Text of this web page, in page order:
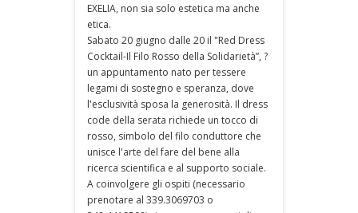
EXELIA, non sia solo estetica ma anche
etica.
Sabato 20 giugno dalle 20 il "Red Dress
Cocktail-Il Filo Rosso della Solidarietà”, ?
un appuntamento nato per tessere
legami di sostegno e speranza, dove
l'esclusività sposa la generosità. Il dress
code della serata richiede un tocco di
rosso, simbolo del filo conduttore che
unisce l'arte del fare del bene alla
ricerca scientifica e al supporto sociale.
A coinvolgere gli ospiti (necessario
prenotare al 339.3069703 o